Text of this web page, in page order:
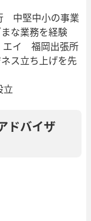
中堅中小の事業
な業務を経験
エイ 福岡出張所
ス立ち上げを先
立
ドバイザ